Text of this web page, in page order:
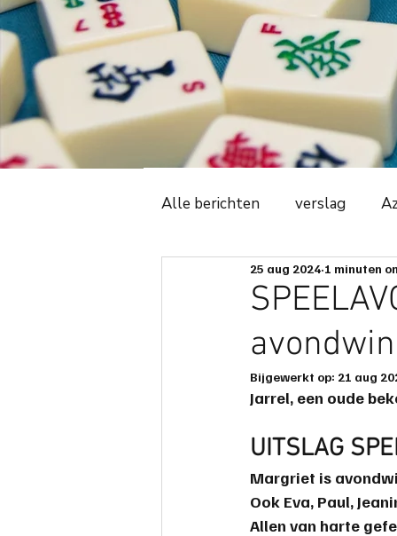
Alle berichten verslag
Witte Tijger 2018
ledenadministratie
spelregels
25 aug 2024 1 minuten
Bijgewerkt op: 21 aug
Jarrel, een oude
UITSLAG
Margriet is
Ook Eva, Paul,
Allen van harte